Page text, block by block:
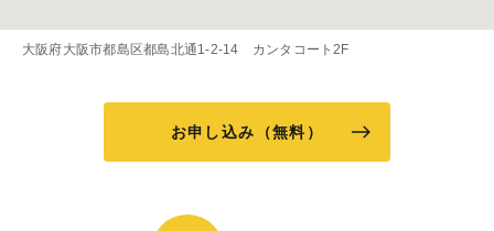
大阪府大阪市都島区都島北通1-2-14 カンタコート2F
お申し込み（無料）